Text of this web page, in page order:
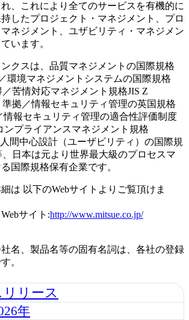
、これにより全てのサービスを有機的に
したプロジェクト・マネジメント、プロ
ネジメント、ユザビリティ・マネジメン
います。
クスは、品質マネジメントの国際規格
環境マネジメントシステムの国際規格
／苦情対応マネジメント規格JIS Z
準拠／情報セキュリティ管理の英国規格
情報セキュリティ管理の適合性評価制度
ンプライアンスマネジメント規格
間中心設計（ユーザビリティ）の国際規
、日本は元より世界最大級のプロセスマ
国際規格保有企業です。
は 以下のWebサイトよりご覧頂けま
サイト:http://www.mitsue.co.jp/
名、製品名等の固有名詞は、各社の登録
。
リース
年